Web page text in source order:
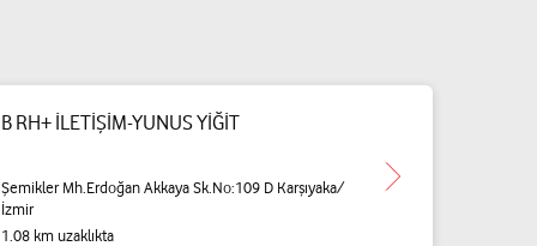
B RH+ İLETİŞİM-YUNUS YİĞİT
Şemikler Mh.Erdoğan Akkaya Sk.No:109 D Karşıyaka/
İzmir
1.08 km uzaklıkta